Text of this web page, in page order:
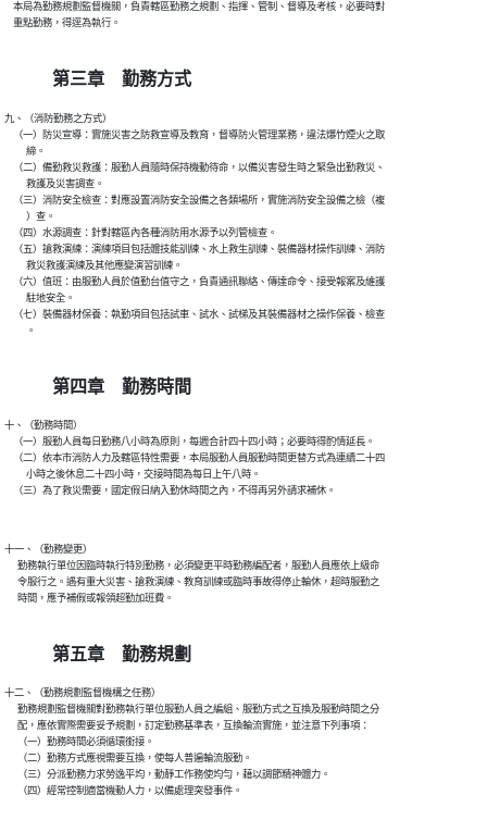
    本局為勤務規劃監督機關，負責轄區勤務之規劃、指揮、管制、督導及考核，必要時對
    重點勤務，得逕為執行。
第三章 勤務方式
九、（消防勤務之方式）
    （一）防災宣導：實施災害之防救宣導及教育，督導防火管理業務，違法爆竹煙火之取
          締。
    （二）備勤救災救護：服勤人員隨時保持機動待命，以備災害發生時之緊急出勤救災、
          救護及災害調查。
    （三）消防安全檢查：對應設置消防安全設備之各類場所，實施消防安全設備之檢（複
          ）查。
    （四）水源調查：針對轄區內各種消防用水源予以列管檢查。
    （五）搶救演練：演練項目包括體技能訓練、水上救生訓練、裝備器材操作訓練、消防
          救災救護演練及其他應變演習訓練。
    （六）值班：由服勤人員於值勤台值守之，負責通訊聯絡、傳達命令、接受報案及維護
          駐地安全。
    （七）裝備器材保養：執勤項目包括試車、試水、試梯及其裝備器材之操作保養、檢查
          。
第四章 勤務時間
十、（勤務時間）
    （一）服勤人員每日勤務八小時為原則，每週合計四十四小時；必要時得酌情延長。
    （二）依本市消防人力及轄區特性需要，本局服勤人員服勤時間更替方式為連續二十四
          小時之後休息二十四小時，交接時間為每日上午八時。
    （三）為了救災需要，國定假日納入勤休時間之內，不得再另外請求補休。
十一、（勤務變更）
      勤務執行單位因臨時執行特別勤務，必須變更平時勤務編配者，服勤人員應依上級命
      令服行之。遇有重大災害、搶救演練、教育訓練或臨時事故得停止輪休，超時服勤之
      時間，應予補假或報領超勤加班費。
第五章 勤務規劃
十二、（勤務規劃監督機構之任務）
      勤務規劃監督機關對勤務執行單位服勤人員之編組、服勤方式之互換及服勤時間之分
      配，應依實際需要妥予規劃，訂定勤務基準表，互換輪流實施，並注意下列事項：
      （一）勤務時間必須循環銜接。
      （二）勤務方式應視需要互換，使每人普遍輪流服勤。
      （三）分派勤務力求勞逸平均，動靜工作務使均勻，藉以調節精神體力。
      （四）經常控制適當機動人力，以備處理突發事件。